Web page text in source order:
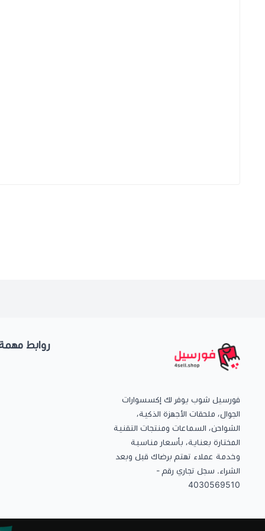
فورسيل شوب يوفر لك إكسسوارات
الجوال، ملحقات الأجهزة الذكية،
الشواحن، السماعات ومنتجات التقنية
المختارة بعناية، بأسعار مناسبة
وخدمة عملاء تهتم برضاك قبل وبعد
الشراء. سجل تجاري رقم -
4030569510
روابط